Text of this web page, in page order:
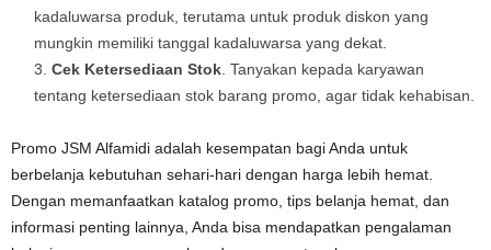
kadaluwarsa produk, terutama untuk produk diskon yang
mungkin memiliki tanggal kadaluwarsa yang dekat.
Cek Ketersediaan Stok . Tanyakan kepada karyawan
tentang ketersediaan stok barang promo, agar tidak kehabisan.
Promo JSM Alfamidi adalah kesempatan bagi Anda untuk
berbelanja kebutuhan sehari-hari dengan harga lebih hemat.
Dengan memanfaatkan katalog promo, tips belanja hemat, dan
informasi penting lainnya, Anda bisa mendapatkan pengalaman